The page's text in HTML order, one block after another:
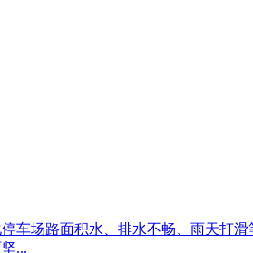
车场路面积水、排水不畅、雨天打
...